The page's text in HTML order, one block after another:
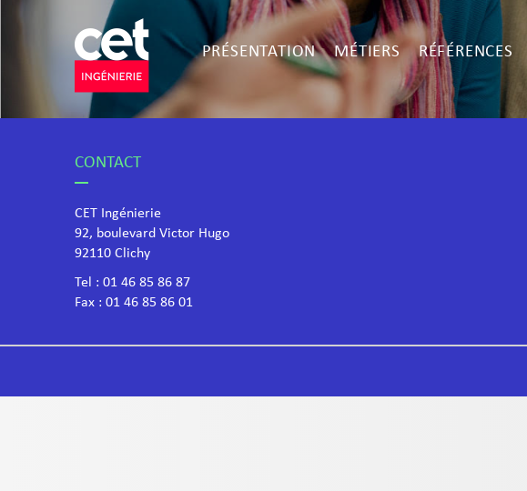
PRÉSENTATION MÉTIERS RÉFÉRENCES
CONTACT
CET Ingénierie
92, boulevard Victor Hugo
​92110 Clichy
Tel : 01 46 85 86 87
Fax : 01 46 85 86 01